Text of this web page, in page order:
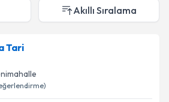
Akıllı Sıralama
Tari